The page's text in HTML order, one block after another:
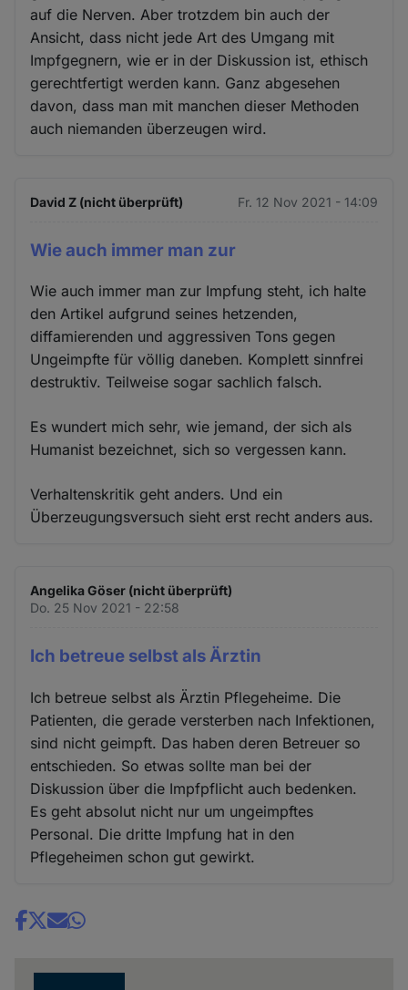
auf die Nerven. Aber trotzdem bin auch der
Ansicht, dass nicht jede Art des Umgang mit
Impfgegnern, wie er in der Diskussion ist, ethisch
gerechtfertigt werden kann. Ganz abgesehen
davon, dass man mit manchen dieser Methoden
auch niemanden überzeugen wird.
David Z (nicht überprüft) Fr. 12 Nov 2021 - 14:09
Wie auch immer man zur
Wie auch immer man zur Impfung steht, ich halte
den Artikel aufgrund seines hetzenden,
diffamierenden und aggressiven Tons gegen
Ungeimpfte für völlig daneben. Komplett sinnfrei
destruktiv. Teilweise sogar sachlich falsch.
Es wundert mich sehr, wie jemand, der sich als
Humanist bezeichnet, sich so vergessen kann.
Verhaltenskritik geht anders. Und ein
Überzeugungsversuch sieht erst recht anders aus.
Angelika Göser (nicht überprüft)
Do. 25 Nov 2021 - 22:58
Ich betreue selbst als Ärztin
Ich betreue selbst als Ärztin Pflegeheime. Die
Patienten, die gerade versterben nach Infektionen,
sind nicht geimpft. Das haben deren Betreuer so
entschieden. So etwas sollte man bei der
Diskussion über die Impfpflicht auch bedenken.
Es geht absolut nicht nur um ungeimpftes
Personal. Die dritte Impfung hat in den
Pflegeheimen schon gut gewirkt.
Share